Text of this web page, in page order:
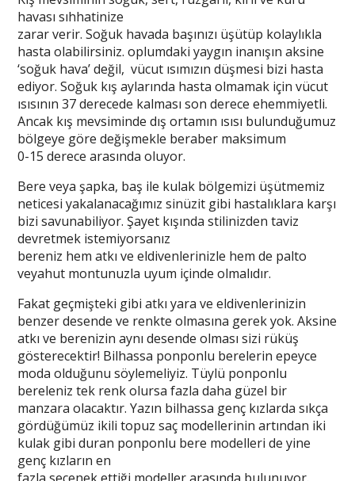
havası sıhhatinize
zarar verir. Soğuk havada başınızı üşütüp kolaylıkla
hasta olabilirsiniz. oplumdaki yaygın inanışın aksine
‘soğuk hava’ değil, vücut ısımızın düşmesi bizi hasta
ediyor. Soğuk kış aylarında hasta olmamak için vücut
ısısının 37 derecede kalması son derece ehemmiyetli.
Ancak kış mevsiminde dış ortamın ısısı bulunduğumuz
bölgeye göre değişmekle beraber maksimum
0-15 derece arasında oluyor.
Bere veya şapka, baş ile kulak bölgemizi üşütmemiz
neticesi yakalanacağımız sinüzit gibi hastalıklara karşı
bizi savunabiliyor. Şayet kışında stilinizden taviz
devretmek istemiyorsanız
bereniz hem atkı ve eldivenlerinizle hem de palto
veyahut montunuzla uyum içinde olmalıdır.
Fakat geçmişteki gibi atkı yara ve eldivenlerinizin
benzer desende ve renkte olmasına gerek yok. Aksine
atkı ve berenizin aynı desende olması sizi rüküş
gösterecektir! Bilhassa ponponlu berelerin epeyce
moda olduğunu söylemeliyiz. Tüylü ponponlu
bereleniz tek renk olursa fazla daha güzel bir
manzara olacaktır. Yazın bilhassa genç kızlarda sıkça
gördüğümüz ikili topuz saç modellerinin artından iki
kulak gibi duran ponponlu bere modelleri de yine
genç kızların en